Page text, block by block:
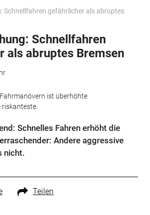
Schnellfahren gefährlicher als abruptes
Schnellfahren
als abruptes Bremsen
ist überhöhte
Schnelles Fahren erhöht die
Andere aggressive
nicht.
Teilen